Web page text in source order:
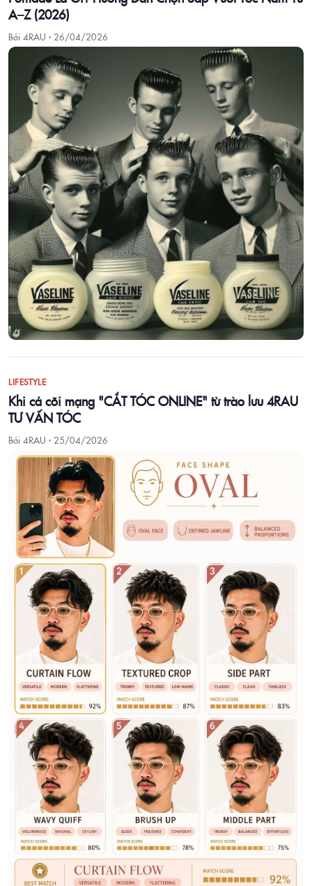
A–Z (2026)
Bởi 4RAU · 26/04/2026
LIFESTYLE
Khi cả cõi mạng "CẮT TÓC ONLINE" từ trào lưu 4RAU
TƯ VẤN TÓC
Bởi 4RAU · 25/04/2026